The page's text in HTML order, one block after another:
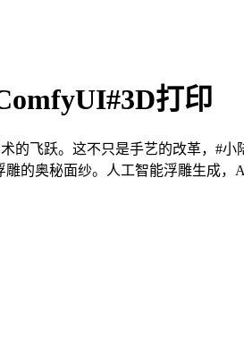
打印
跃。这不只是手艺的改革，#小
的奥秘面纱。人工智能浮雕生成